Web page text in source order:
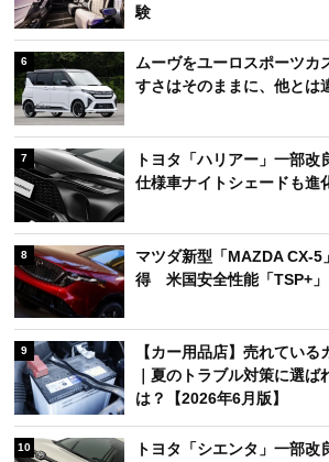
験
6
ムーヴをユーロスポーツカ
すさはそのままに、他とは
7
トヨタ「ハリアー」一部
仕様車ナイトシェードも進
8
マツダ新型「MAZDA CX-5
得 米国安全性能「TSP+
9
【カー用品店】売れてい
｜夏のトラブル対策に選
は？【2026年6月版】
10
トヨタ「シエンタ」一部